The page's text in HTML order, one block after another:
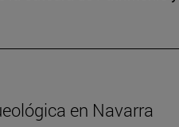
en Navarra